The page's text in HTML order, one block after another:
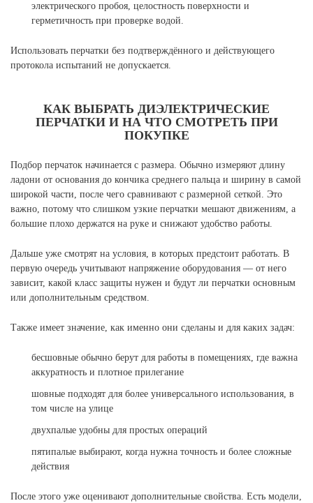
электрического пробоя, целостность поверхности и
герметичность при проверке водой.
Использовать перчатки без подтверждённого и действующего
протокола испытаний не допускается.
КАК ВЫБРАТЬ ДИЭЛЕКТРИЧЕСКИЕ
ПЕРЧАТКИ И НА ЧТО СМОТРЕТЬ ПРИ
ПОКУПКЕ
Подбор перчаток начинается с размера. Обычно измеряют длину
ладони от основания до кончика среднего пальца и ширину в самой
широкой части, после чего сравнивают с размерной сеткой. Это
важно, потому что слишком узкие перчатки мешают движениям, а
большие плохо держатся на руке и снижают удобство работы.
Дальше уже смотрят на условия, в которых предстоит работать. В
первую очередь учитывают напряжение оборудования — от него
зависит, какой класс защиты нужен и будут ли перчатки основным
или дополнительным средством.
Также имеет значение, как именно они сделаны и для каких задач:
бесшовные обычно берут для работы в помещениях, где важна
аккуратность и плотное прилегание
шовные подходят для более универсального использования, в
том числе на улице
двухпалые удобны для простых операций
пятипалые выбирают, когда нужна точность и более сложные
действия
После этого уже оценивают дополнительные свойства. Есть модели,